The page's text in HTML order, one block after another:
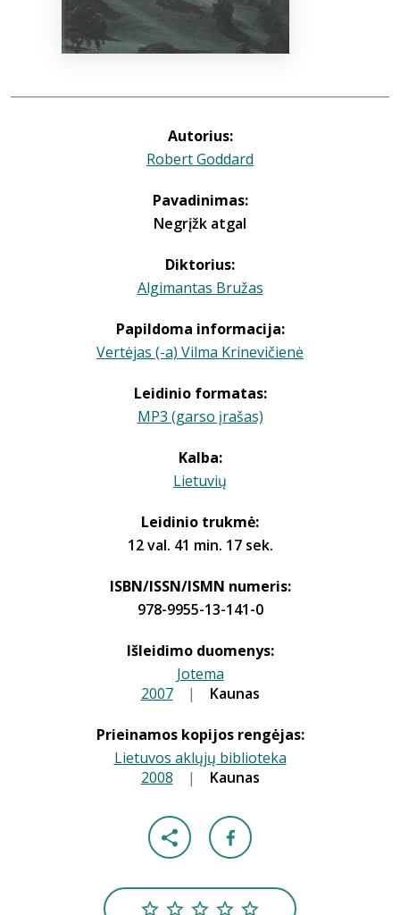
Autorius:
Robert Goddard
Pavadinimas:
Negrįžk atgal
Diktorius:
Algimantas Bružas
Papildoma informacija:
Vertėjas (-a) Vilma Krinevičienė
Leidinio formatas:
MP3 (garso įrašas)
Kalba:
Lietuvių
Leidinio trukmė:
12 val. 41 min. 17 sek.
ISBN/ISSN/ISMN numeris:
978-9955-13-141-0
Išleidimo duomenys:
Jotema
2007 | Kaunas
Prieinamos kopijos rengėjas:
Lietuvos aklųjų biblioteka
2008 | Kaunas